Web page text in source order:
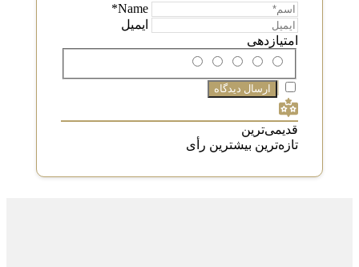
Name*
امتیازدهی
قدیمی‌ترین
تازه‌ترین بیشترین رأی